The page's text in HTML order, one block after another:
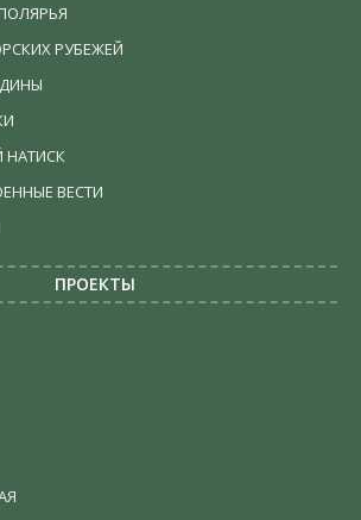
РУБЕЖЕЙ
НАТИСК
ВЕСТИ
ПРОЕКТЫ